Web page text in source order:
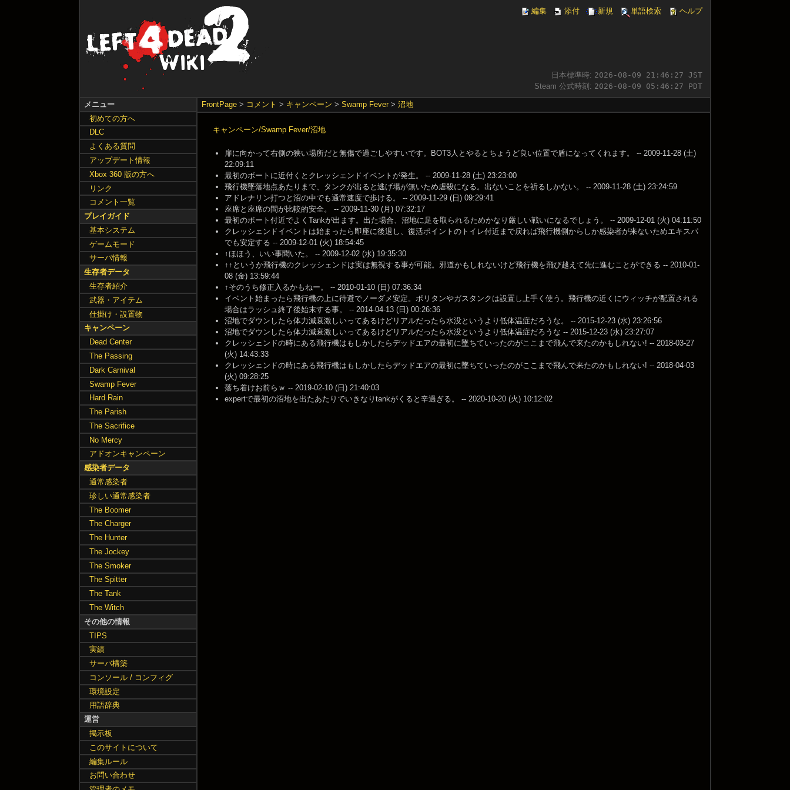
編集 添付 新規 単語検索 ヘルプ
日本標準時: 2026-08-09 21:46:27 JST
Steam 公式時刻: 2026-08-09 05:46:27 PDT
FrontPage> コメント > キャンペーン > Swamp Fever> 沼地
キャンペーン/Swamp Fever/沼地
扉に向かって右側の狭い場所だと無傷で過ごしやすいです。BOT3人とやるとちょうど良い位置で盾になってくれます。 -- 2009-11-28 (土)
22:09:11
最初のボートに近付くとクレッシェンドイベントが発生。 -- 2009-11-28 (土) 23:23:00
飛行機墜落地点あたりまで、タンクが出ると逃げ場が無いため虐殺になる。出ないことを祈るしかない。 -- 2009-11-28 (土) 23:24:59
アドレナリン打つと沼の中でも通常速度で歩ける。 -- 2009-11-29 (日) 09:29:41
座席と座席の間が比較的安全。 -- 2009-11-30 (月) 07:32:17
最初のボート付近でよくTankが出ます。出た場合、沼地に足を取られるためかなり厳しい戦いになるでしょう。 -- 2009-12-01 (火) 04:11:50
クレッシェンドイベントは始まったら即座に後退し、復活ポイントのトイレ付近まで戻れば飛行機側からしか感染者が来ないためエキスパ
でも安定する -- 2009-12-01 (火) 18:54:45
↑ほほう、いい事聞いた。 -- 2009-12-02 (水) 19:35:30
↑↑というか飛行機のクレッシェンドは実は無視する事が可能。邪道かもしれないけど飛行機を飛び越えて先に進むことができる -- 2010-01-
08 (金) 13:59:44
↑そのうち修正入るかもねー。 -- 2010-01-10 (日) 07:36:34
イベント始まったら飛行機の上に待避でノーダメ安定。ポリタンやガスタンクは設置し上手く使う。飛行機の近くにウィッチが配置される
場合はラッシュ終了後始末する事。 -- 2014-04-13 (日) 00:26:36
沼地でダウンしたら体力減衰激しいってあるけどリアルだったら水没というより低体温症だろうな。 -- 2015-12-23 (水) 23:26:56
沼地でダウンしたら体力減衰激しいってあるけどリアルだったら水没というより低体温症だろうな -- 2015-12-23 (水) 23:27:07
クレッシェンドの時にある飛行機はもしかしたらデッドエアの最初に墜ちていったのがここまで飛んで来たのかもしれない! -- 2018-03-27
(火) 14:43:33
クレッシェンドの時にある飛行機はもしかしたらデッドエアの最初に墜ちていったのがここまで飛んで来たのかもしれない! -- 2018-04-03
(火) 09:28:25
落ち着けお前らｗ -- 2019-02-10 (日) 21:40:03
expertで最初の沼地を出たあたりでいきなりtankがくると辛過ぎる。 -- 2020-10-20 (火) 10:12:02
メニュー
初めての方へ
DLC
よくある質問
アップデート情報
Xbox 360 版の方へ
リンク
コメント一覧
プレイガイド
基本システム
ゲームモード
サーバ情報
生存者データ
生存者紹介
武器・アイテム
仕掛け・設置物
キャンペーン
Dead Center
The Passing
Dark Carnival
Swamp Fever
Hard Rain
The Parish
The Sacrifice
No Mercy
アドオンキャンペーン
感染者データ
通常感染者
珍しい通常感染者
The Boomer
The Charger
The Hunter
The Jockey
The Smoker
The Spitter
The Tank
The Witch
その他の情報
TIPS
実績
サーバ構築
コンソール / コンフィグ
環境設定
用語辞典
運営
掲示板
このサイトについて
編集ルール
お問い合わせ